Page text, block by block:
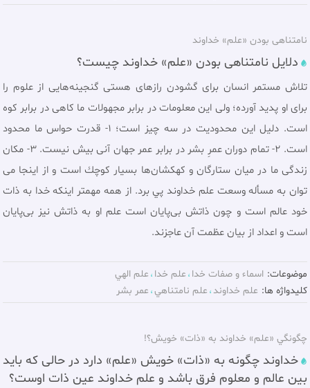
نامتناهی بودن «علم» خداوند
دلایل نامتناهی بودن «علم» خداوند چیست؟
تلاش مستمر انسان براى گشودن رازهاى هستى گنجينه‌هايى از علوم را
برای او پدید آورده؛ ولی اين معلومات در برابر مجهولات ما كاهى در برابر كوه
است. دليل اين محدوديت در سه چيز است؛ 1- قدرت حواس ما محدود
است. 2- تمام دوران عمرِ بشر در برابر عمر جهان آنی بيش نيست. 3- مكان
زندگى ما در ميان ستارگان و كهكشان‌ها بسيار كوچك است و از اينجا مى
توان به مسأله وسعت علم خداوند پي برد. از همه مهمتر اينكه خدا به ذات
خود عالم است و چون ذاتش بى‌پايان است علم او به ذاتش نيز بى‌پايان
است و اعداد از بيان عظمت آن عاجزند.
موضوعات: اسماء و صفات خدا علم خدا علم الهي
کلیدواژه ها: علم خداوند علم نامتناهي عمر بشر
چگونگي «علم» خداوند به «ذات» خویش؟!
خداوند چگونه به «ذات» خویش «علم» دارد در حالی که باید
بین عالم و معلوم فرق باشد و علم خداوند عین ذات اوست؟